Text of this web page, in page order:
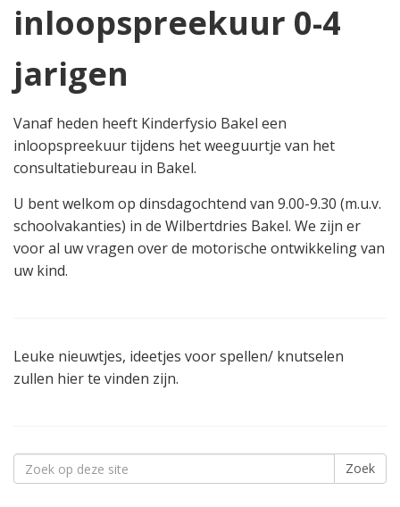
inloopspreekuur 0-4
jarigen
Vanaf heden heeft Kinderfysio Bakel een
inloopspreekuur tijdens het weeguurtje van het
consultatiebureau in Bakel.
U bent welkom op dinsdagochtend van 9.00-9.30 (m.u.v.
schoolvakanties) in de Wilbertdries Bakel. We zijn er
voor al uw vragen over de motorische ontwikkeling van
uw kind.
Leuke nieuwtjes, ideetjes voor spellen/ knutselen
zullen hier te vinden zijn.
Search
for:
Zoek